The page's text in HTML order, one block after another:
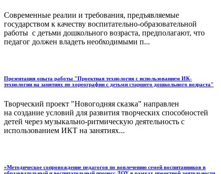
Современные реалии и требования, предъявляемые
государством к качеству воспитательно-образовательной
работы с детьми дошкольного возраста, предполагают, что
педагог должен владеть необходимыми п...
Презентация опыта работы "Проектная технология с использованием ИК-
технологии на занятиях по хореографии с детьми старшего дошкольного возраста"
Творческий проект "Новогодняя сказка" направлен
на создание условий для развития творческих способностей
детей через музыкально-ритмическую деятельность с
использованием ИКТ на занятиях...
«Методическое сопровождение педагогов по вовлечению семей воспитанников в